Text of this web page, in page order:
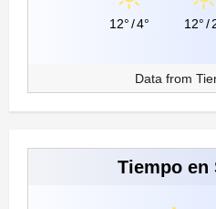
12°/4° 12°/
Data from
Tiempo en